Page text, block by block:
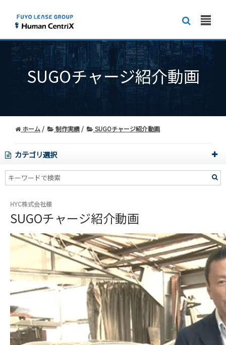
SUGOチャージ紹介動画
ホーム 制作実績 SUGOチャージ紹介動画
カテゴリ選択
HYC株式会社様
SUGOチャージ紹介動画